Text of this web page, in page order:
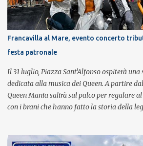
Francavilla al Mare, evento concerto
festa patronale
Il 31 luglio, Piazza Sant'Alfonso ospiterà
dedicata alla musica dei Queen. A partire
Queen Mania salirà sul palco per regalare
con i brani che hanno fatto la storia della
con grande successo la passione e l'energia